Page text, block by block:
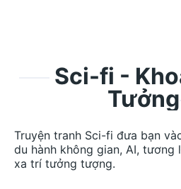
Sci-fi -
Tưởng
Truyện tranh Sci-fi đưa bạn
du hành không gian, AI,
xa trí tưởng tượng.